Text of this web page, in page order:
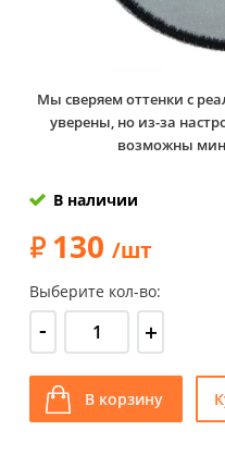
Мы сверяем оттенки с
уверены, но из-за
возможны
В наличии
130 /шт
Выберите кол-во:
- +
В корзину